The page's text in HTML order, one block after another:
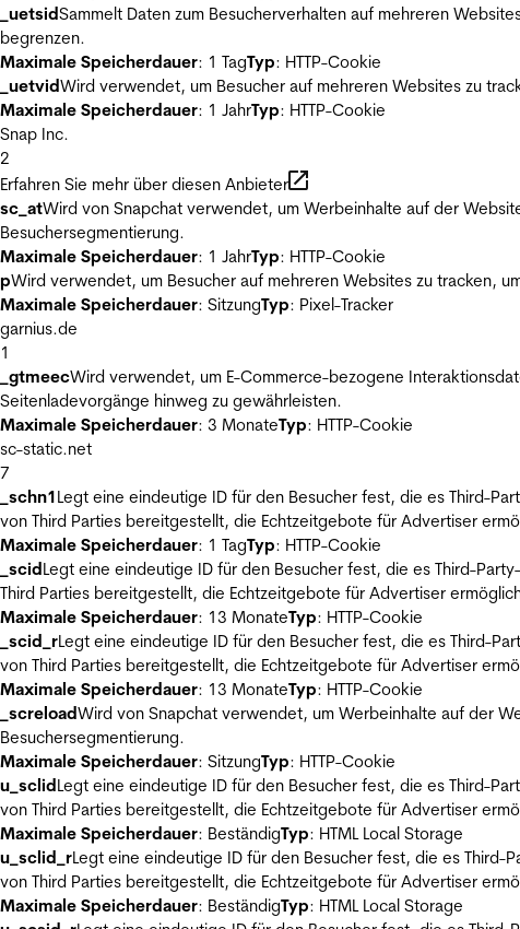
_uetsidSammelt Daten zum Besucherverhalten auf mehreren
begrenzen.
Maximale Speicherdauer: 1 TagTyp: HTTP-Cookie
_uetvidWird verwendet, um Besucher auf mehreren Websites zu
Maximale Speicherdauer: 1 JahrTyp: HTTP-Cookie
Snap Inc.
2
Erfahren Sie mehr über diesen Anbieter
sc_atWird von Snapchat verwendet, um Werbeinhalte auf der
Besuchersegmentierung.
Maximale Speicherdauer: 1 JahrTyp: HTTP-Cookie
pWird verwendet, um Besucher auf mehreren Websites zu tracken,
Maximale Speicherdauer: SitzungTyp: Pixel-Tracker
garnius.de
1
_gtmeecWird verwendet, um E-Commerce-bezogene
Seitenladevorgänge hinweg zu gewährleisten.
Maximale Speicherdauer: 3 MonateTyp: HTTP-Cookie
sc-static.net
7
_schn1Legt eine eindeutige ID für den Besucher fest, die es Third-
von Third Parties bereitgestellt, die Echtzeitgebote für Advertiser
Maximale Speicherdauer: 1 TagTyp: HTTP-Cookie
_scidLegt eine eindeutige ID für den Besucher fest, die es Third-
Third Parties bereitgestellt, die Echtzeitgebote für Advertiser
Maximale Speicherdauer: 13 MonateTyp: HTTP-Cookie
_scid_rLegt eine eindeutige ID für den Besucher fest, die es Third-
von Third Parties bereitgestellt, die Echtzeitgebote für Advertiser
Maximale Speicherdauer: 13 MonateTyp: HTTP-Cookie
_screloadWird von Snapchat verwendet, um Werbeinhalte auf der
Besuchersegmentierung.
Maximale Speicherdauer: SitzungTyp: HTTP-Cookie
u_sclidLegt eine eindeutige ID für den Besucher fest, die es Third-
von Third Parties bereitgestellt, die Echtzeitgebote für Advertiser
Maximale Speicherdauer: BeständigTyp: HTML Local Storage
u_sclid_rLegt eine eindeutige ID für den Besucher fest, die es
von Third Parties bereitgestellt, die Echtzeitgebote für Advertiser
Maximale Speicherdauer: BeständigTyp: HTML Local Storage